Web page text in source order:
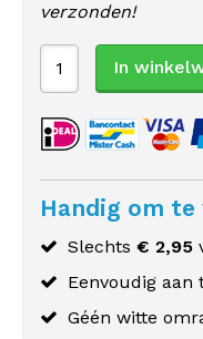
verzonden!
In
Handig om te
Slechts € 2,95
Eenvoudig aan
Géén witte